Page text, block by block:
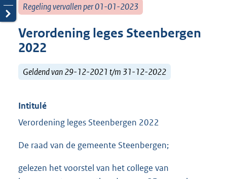
Regeling vervallen per 01-01-2023
Verordening leges Steenbergen
2022
Geldend van 29-12-2021 t/m 31-12-2022
Intitulé
Verordening leges Steenbergen 2022
De raad van de gemeente Steenbergen;
gelezen het voorstel van het college van